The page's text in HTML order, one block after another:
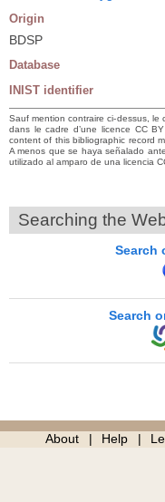
Origin
BDSP
Database
INIST identifier
Sauf mention contraire ci-dessus,
dans le cadre d’une licence CC
content of this bibliographic record
A menos que se haya señalado
utilizado al amparo de una licencia
Searching the
Search
Search
About Help